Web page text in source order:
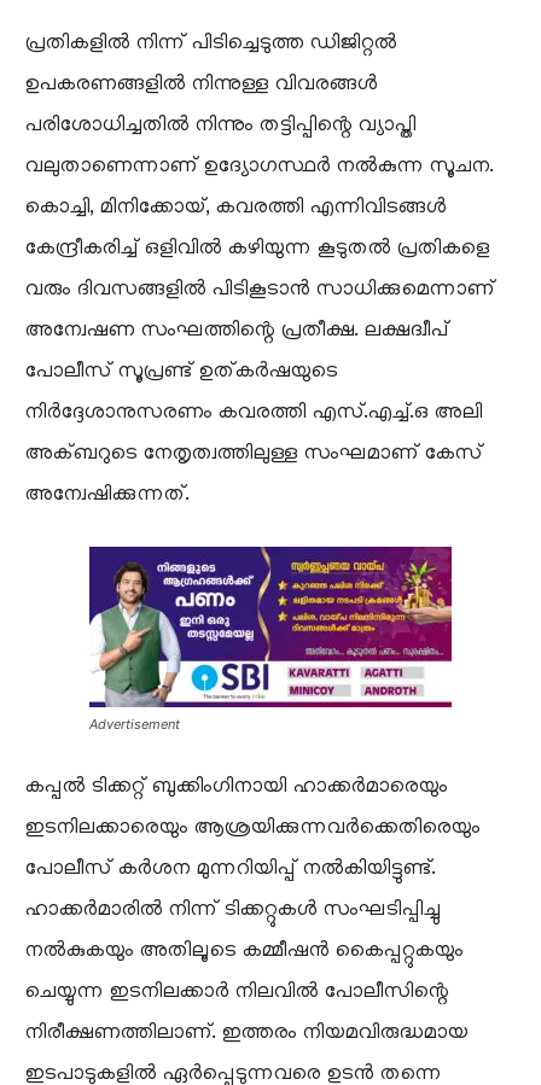
പ്രതികളിൽ നിന്ന് പിടിച്ചെടുത്ത ഡിജിറ്റൽ
ഉപകരണങ്ങളിൽ നിന്നുള്ള വിവരങ്ങൾ
പരിശോധിച്ചതിൽ നിന്നും തട്ടിപ്പിന്റെ വ്യാപ്തി
വലുതാണെന്നാണ് ഉദ്യോഗസ്ഥർ നൽകുന്ന സൂചന.
കൊച്ചി, മിനിക്കോയ്, കവരത്തി എന്നിവിടങ്ങൾ
കേന്ദ്രീകരിച്ച് ഒളിവിൽ കഴിയുന്ന കൂടുതൽ പ്രതികളെ
വരും ദിവസങ്ങളിൽ പിടികൂടാൻ സാധിക്കുമെന്നാണ്
അന്വേഷണ സംഘത്തിന്റെ പ്രതീക്ഷ. ലക്ഷദ്വീപ്
പോലീസ് സൂപ്രണ്ട് ഉത്കർഷയുടെ
നിർദ്ദേശാനുസരണം കവരത്തി എസ്.എച്ച്.ഒ അലി
അക്ബറുടെ നേതൃത്വത്തിലുള്ള സംഘമാണ് കേസ്
അന്വേഷിക്കുന്നത്.
Advertisement
കപ്പൽ ടിക്കറ്റ് ബുക്കിംഗിനായി ഹാക്കർമാരെയും
ഇടനിലക്കാരെയും ആശ്രയിക്കുന്നവർക്കെതിരെയും
പോലീസ് കർശന മുന്നറിയിപ്പ് നൽകിയിട്ടുണ്ട്.
ഹാക്കർമാരിൽ നിന്ന് ടിക്കറ്റുകൾ സംഘടിപ്പിച്ചു
നൽകുകയും അതിലൂടെ കമ്മീഷൻ കൈപ്പറ്റുകയും
ചെയ്യുന്ന ഇടനിലക്കാർ നിലവിൽ പോലീസിന്റെ
നിരീക്ഷണത്തിലാണ്. ഇത്തരം നിയമവിരുദ്ധമായ
ഇടപാടുകളിൽ ഏർപ്പെടുന്നവരെ ഉടൻ തന്നെ